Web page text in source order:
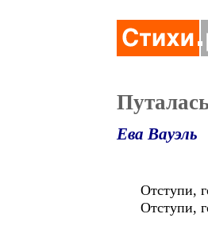
Ева Вауэль
Отступи,
Отступи,